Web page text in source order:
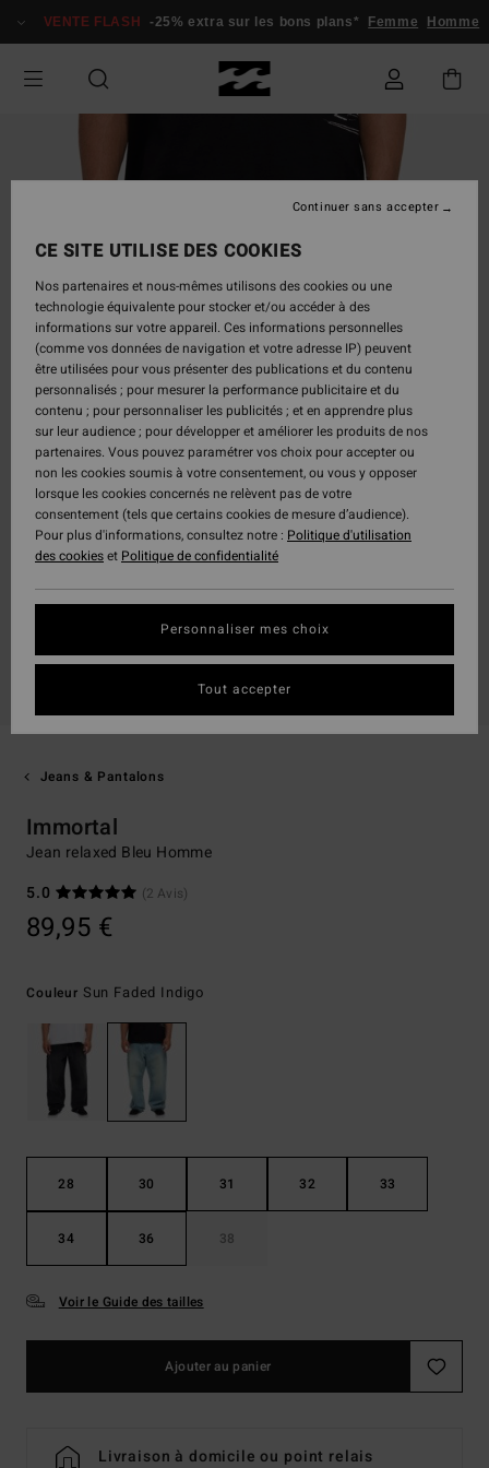
VENTE FLASH -25% extra sur les bons plans* Femme Homme
Jeans & Pantalons
Immortal
Jean relaxed Bleu Homme
5.0
(2 Avis)
89,95 €
Couleur Sun Faded Indigo
28 30 31 32 33
34 36 38
Voir le Guide des tailles
Ajouter au panier
Livraison à domicile ou point relais
CE SITE UTILISE DES COOKIES
Nos partenaires et nous-mêmes utilisons des cookies ou une
technologie équivalente pour stocker et/ou accéder à des
informations sur votre appareil. Ces informations personnelles
(comme vos données de navigation et votre adresse IP) peuvent
être utilisées pour vous présenter des publications et du contenu
personnalisés ; pour mesurer la performance publicitaire et du
contenu ; pour personnaliser les publicités ; et en apprendre plus
sur leur audience ; pour développer et améliorer les produits de nos
partenaires. Vous pouvez paramétrer vos choix pour accepter ou
non les cookies soumis à votre consentement, ou vous y opposer
lorsque les cookies concernés ne relèvent pas de votre
consentement (tels que certains cookies de mesure d’audience).
Pour plus d'informations, consultez notre : Politique d'utilisation
des cookieset Politique de confidentialité
Personnaliser mes choix
Continuer sans accepter
Tout accepter